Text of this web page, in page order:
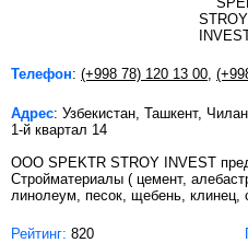
Телефон: (+998 78) 120 13 00
Адрес: Узбекистан, Ташкент,
1-й квартал 14
OOO SPEKTR STROY INVEST
Стройматериалы ( цемент,
линолеум, песок, щебень, клинец,
Рейтинг: 820